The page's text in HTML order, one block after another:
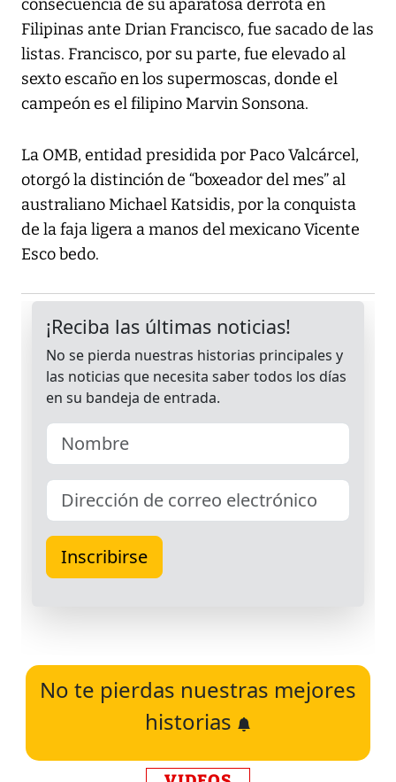
consecuencia de su aparatosa derrota en
Filipinas ante Drian Francisco, fue sacado de las
listas. Francisco, por su parte, fue elevado al
sexto escaño en los supermoscas, donde el
campeón es el filipino Marvin Sonsona.
La OMB, entidad presidida por Paco Valcárcel,
otorgó la distinción de “boxeador del mes” al
australiano Michael Katsidis, por la conquista
de la faja ligera a manos del mexicano Vicente
Esco bedo.
No te pierdas nuestras mejores
historias